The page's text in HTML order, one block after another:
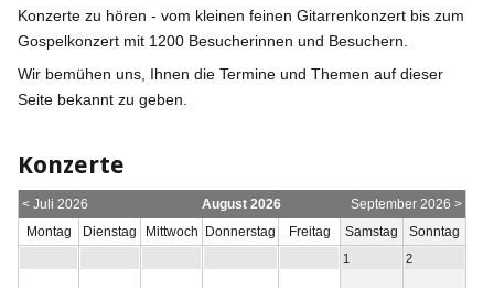
Konzerte zu hören - vom kleinen feinen Gitarrenkonzert bis zum
Gospelkonzert mit 1200 Besucherinnen und Besuchern.
Wir bemühen uns, Ihnen die Termine und Themen auf dieser
Seite bekannt zu geben.
Konzerte
< Juli 2026 August 2026
September 2026 >
Montag
Dienstag Mittwoch Donnerstag Freitag Samstag Sonntag
1 2